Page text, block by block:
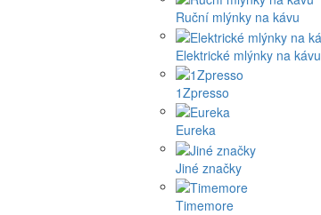
Ruční mlýnky na kávu
Elektrické mlýnky na kávu
1Zpresso
Eureka
Jiné značky
Timemore